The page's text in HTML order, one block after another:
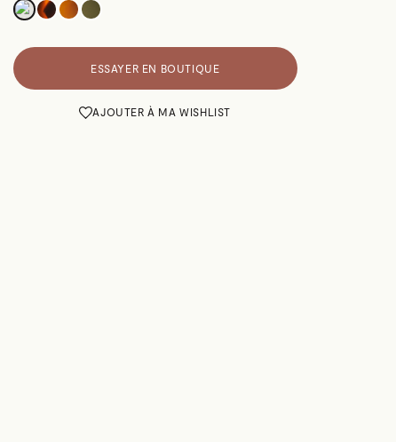
ESSAYER EN BOUTIQUE
AJOUTER À MA WISHLIST